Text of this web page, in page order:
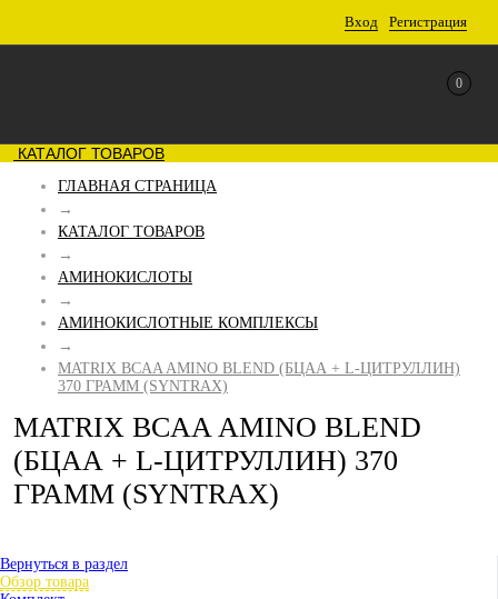
Вход Регистрация
0
КАТАЛОГ ТОВАРОВ
ГЛАВНАЯ СТРАНИЦА
→
КАТАЛОГ ТОВАРОВ
→
АМИНОКИСЛОТЫ
→
АМИНОКИСЛОТНЫЕ КОМПЛЕКСЫ
→
MATRIX BCAA AMINO BLEND (БЦАА + L-ЦИТРУЛЛИН)
370 ГРАММ (SYNTRAX)
MATRIX BCAA AMINO BLEND
(БЦАА + L-ЦИТРУЛЛИН) 370
ГРАММ (SYNTRAX)
Вернуться в раздел
Обзор товара